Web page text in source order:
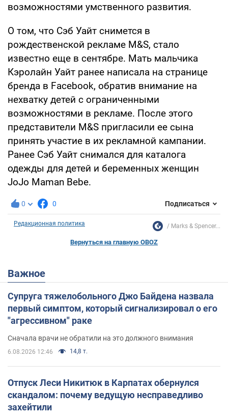
возможностями умственного развития.
О том, что Сэб Уайт снимется в
рождественской рекламе M&S, стало
известно еще в сентябре. Мать мальчика
Кэролайн Уайт ранее написала на странице
бренда в Facebook, обратив внимание на
нехватку детей с ограниченными
возможностями в рекламе. После этого
представители M&S пригласили ее сына
принять участие в их рекламной кампании.
Ранее Сэб Уайт снимался для каталога
одежды для детей и беременных женщин
JoJo Maman Bebe.
0 0 Подписаться
Редакционная политика Marks & Spencer...
Вернуться на главную OBOZ
Важное
Супруга тяжелобольного Джо Байдена назвала
первый симптом, который сигнализировал о его
"агрессивном" раке
Сначала врачи не обратили на это должного внимания
6.08.2026 12:46 14,8 т.
Отпуск Леси Никитюк в Карпатах обернулся
скандалом: почему ведущую несправедливо
захейтили